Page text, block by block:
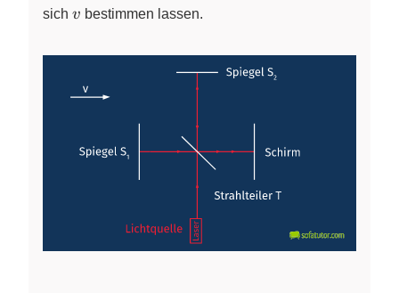
sich v
v bestimmen lassen.